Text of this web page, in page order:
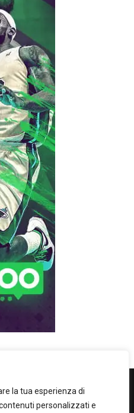
la tua esperienza di
personalizzati e